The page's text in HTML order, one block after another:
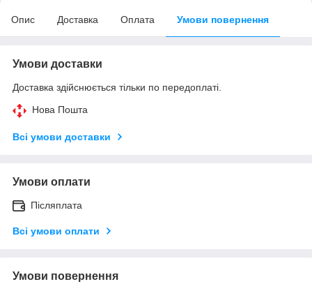
Опис Доставка Оплата Умови повернення
Умови доставки
Доставка здійснюється тільки по передоплаті.
Нова Пошта
Всі умови доставки
Умови оплати
Післяплата
Всі умови оплати
Умови повернення